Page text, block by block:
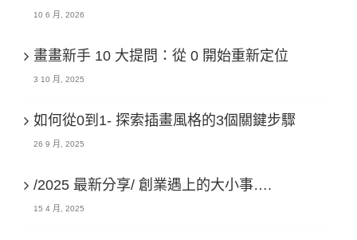
10 6 月, 2026
畫畫新手 10 大提問：從 0 開始重新定位
3 10 月, 2025
如何從0到1- 探索插畫風格的3個關鍵步驟
26 9 月, 2025
/2025 最新分享/ 創業遇上的大小事….
15 4 月, 2025